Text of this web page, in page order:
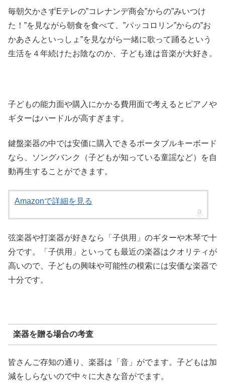
毎朝欠かさずEテレの”コレナンデ商会”からの”みいつけ
た！”を見ながら朝食を食べて、”パッコロリン”からの”お
かあさんといっしょ”を見ながら一緒に歌って踊るという
生活を４年続けたお陰なのか、子ども達は音楽が大好き。
子どもの能力面や購入にかかる費用面で考えるとピアノや
ギターはハードルが高すぎます。
鍵盤楽器の中では安価に購入できるポータブルキーボード
なら、ソングバンク（子どもが知っている童謡など）を自
動再生することができます。
Amazonで詳細を見る
弦楽器や打楽器が好きなら「子供用」のギターや木琴で十
分です。「子供用」といっても最近の楽器はクオリティが
高いので、子どもの興味や可能性の模索には安価な楽器で
十分です。
楽器を贈る場合の考査
皆さんご存知の通り、楽器は「音」がでます。子どもは加
減をしらないので中々に大きな音がでます。